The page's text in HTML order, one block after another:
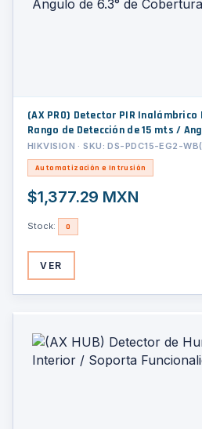
(AX PRO) Detector PIR
Rango de Detección de 15 mts /
Cobertura
HIKVISION · SKU: DS-PDC15-EG2-
Automatización e Intrusión
$1,377.29 MXN
Stock: 0
VER